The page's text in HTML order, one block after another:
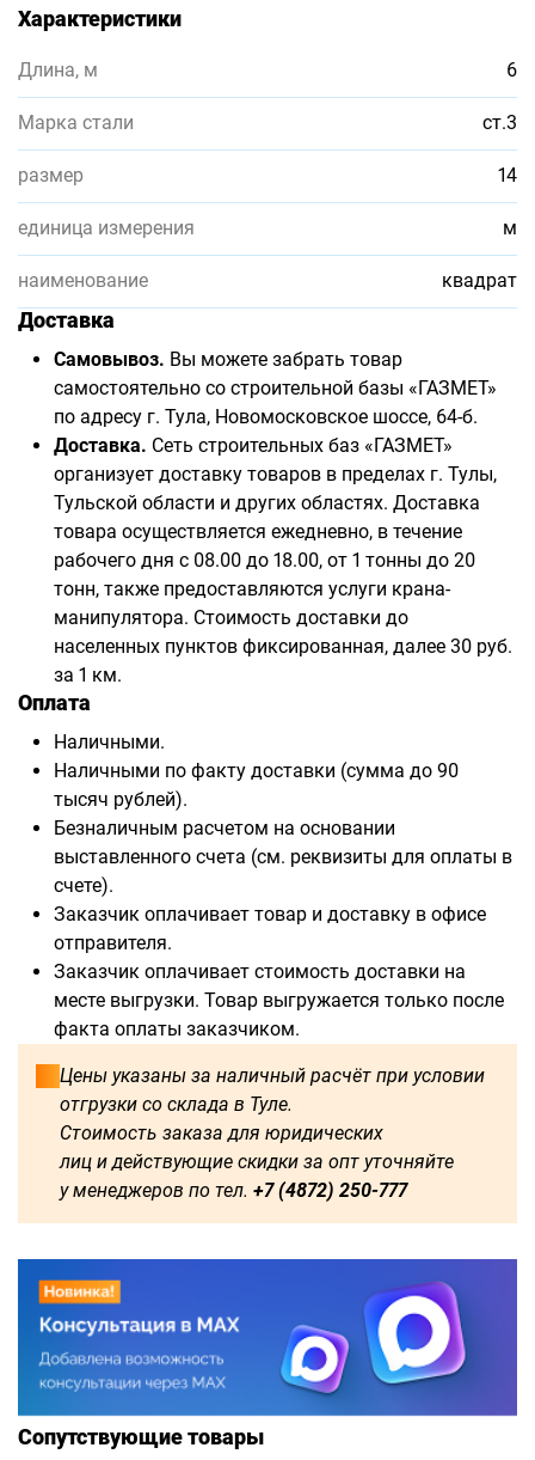
Характеристики
Длина, м 6
Марка стали ст.3
размер 14
единица измерения м
наименование квадрат
Доставка
Самовывоз. Вы можете забрать товар
самостоятельно со строительной базы «ГАЗМЕТ»
по адресу г. Тула, Новомосковское шоссе, 64-б.
Доставка. Сеть строительных баз «ГАЗМЕТ»
организует доставку товаров в пределах г. Тулы,
Тульской области и других областях. Доставка
товара осуществляется ежедневно, в течение
рабочего дня с 08.00 до 18.00, от 1 тонны до 20
тонн, также предоставляются услуги крана-
манипулятора. Стоимость доставки до
населенных пунктов фиксированная, далее 30 руб.
за 1 км.
Оплата
Наличными.
Наличными по факту доставки (сумма до 90
тысяч рублей).
Безналичным расчетом на основании
выставленного счета (см. реквизиты для оплаты в
счете).
Заказчик оплачивает товар и доставку в офисе
отправителя.
Заказчик оплачивает стоимость доставки на
месте выгрузки. Товар выгружается только после
факта оплаты заказчиком.
Цены указаны за наличный расчёт при условии
отгрузки со склада в Туле.
Стоимость заказа для юридических
лиц и действующие скидки за опт уточняйте
у менеджеров по тел. +7 (4872) 250-777
Сопутствующие товары